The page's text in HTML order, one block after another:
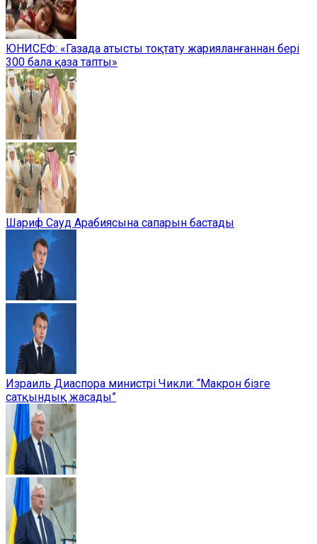
ЮНИСЕФ: «Газада атысты тоқтату жарияланғаннан бері
300 бала қаза тапты»
Шариф Сауд Арабиясына сапарын бастады
Израиль Диаспора министрі Чикли: “Макрон бізге
сатқындық жасады”